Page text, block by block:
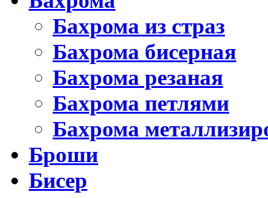
Бахрома из страз
Бахрома бисерная
Бахрома резаная
Бахрома петлями
Бахрома
Броши
Бисер